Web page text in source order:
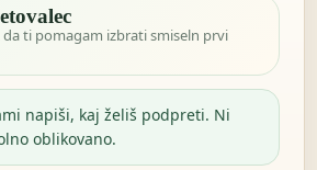
da ti pomagam izbrati smiseln prvi
napiši, kaj želiš podpreti. Ni
oblikovano.